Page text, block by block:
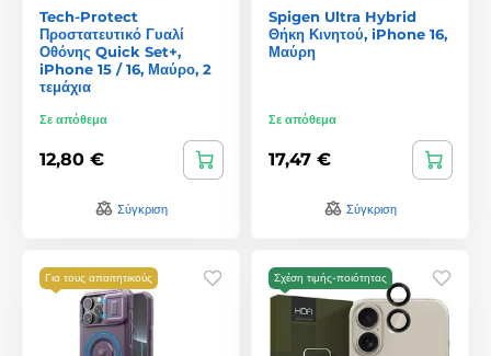
Tech-Protect
Προστατευτικό Γυαλί
Οθόνης Quick Set+,
iPhone 15 / 16, Μαύρο, 2
τεμάχια
Σε απόθεμα
12,80 €
Σύγκριση
Spigen Ultra Hybrid
Θήκη Κινητού, iPhone 16,
Μαύρη
Σε απόθεμα
17,47 €
Σύγκριση
Για τους απαιτητικούς Σχέση τιμής-ποιότητας